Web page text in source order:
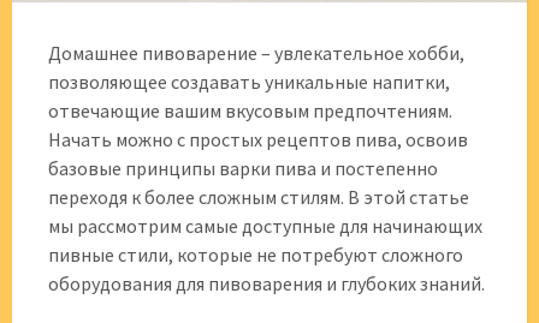
Домашнее пивоварение – увлекательное хобби,
позволяющее создавать уникальные напитки,
отвечающие вашим вкусовым предпочтениям.
Начать можно с простых рецептов пива, освоив
базовые принципы варки пива и постепенно
переходя к более сложным стилям. В этой статье
мы рассмотрим самые доступные для начинающих
пивные стили, которые не потребуют сложного
оборудования для пивоварения и глубоких знаний.